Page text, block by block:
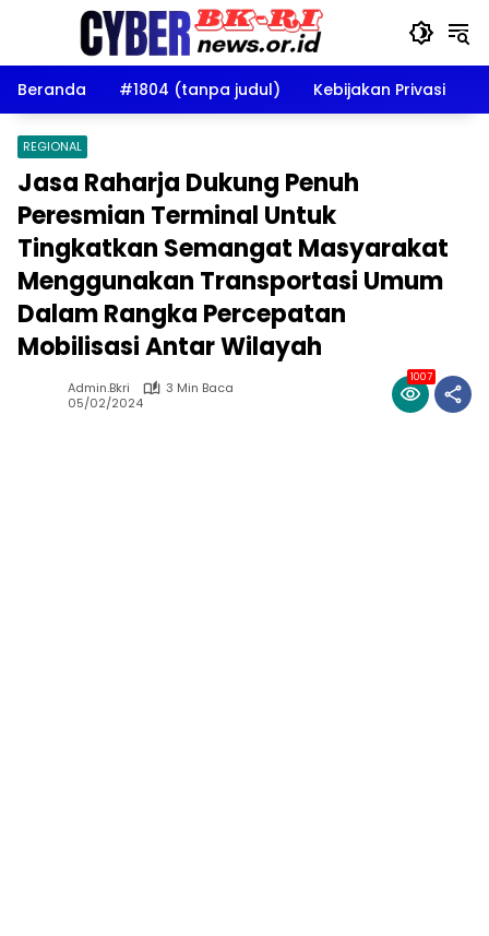
Beranda
#1804 (tanpa judul) Kebijakan Privasi
REGIONAL
Jasa Raharja Dukung Penuh
Peresmian Terminal Untuk
Tingkatkan Semangat Masyarakat
Menggunakan Transportasi Umum
Dalam Rangka Percepatan
Mobilisasi Antar Wilayah
Admin.bkri
3 Min Baca
05/02/2024
1007